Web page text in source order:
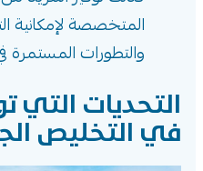
المتخصصة لإمكانية
والتطورات المستمرة
التحديات التي
في التخليص